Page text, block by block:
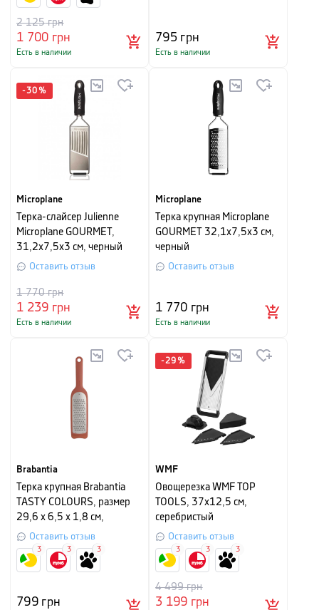
1 700 грн
2 125грн
Есть в наличии
795грн
Есть в наличии
-30 %
Microplane
Терка-слайсер Julienne
Microplane GOURMET,
31,2x7,5x3 см, черный
Оставить отзыв
1 239 грн
1 770грн
Есть в наличии
Microplane
Терка крупная Microplane
GOURMET 32,1х7,5х3 см,
черный
Оставить отзыв
1 770 грн
Есть в наличии
Brabantia
Терка крупная Brabantia
TASTY COLOURS, размер
29,6 x 6,5 x 1,8 см,
терракотовый
Оставить отзыв
799грн
3 3 3
-29 %
WMF
Овощерезка WMF TOP
TOOLS, 37х12,5 см,
серебристый
Оставить отзыв
3 199 грн
4 499грн
3 3 3